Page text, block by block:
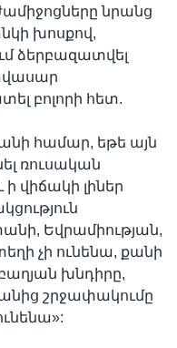
նրանց
խոսքով,
ձերբազատվել
բոլորի հետ.
համար, եթե այն
ռուսական
վիճակի լիներ
Եվրամիության,
չի ունենա, քանի
խնդիրը,
շրջափակումը